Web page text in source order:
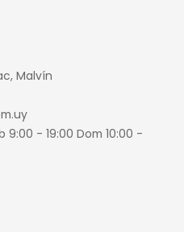
Malvín
9:00 - 19:00 Dom 10:00 -